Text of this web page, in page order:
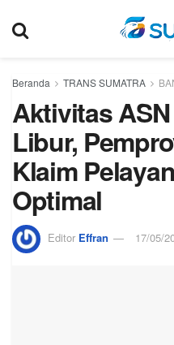
Beranda TRANS SUMATRA
Aktivitas
Libur,
Klaim
Optimal
Editor Effran 17/05/